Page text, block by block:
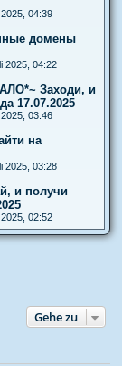
04:39
домены
2025, 04:22
Заходи, и
17.07.2025
03:46
на
2025, 03:28
и получи
02:52
Gehe zu